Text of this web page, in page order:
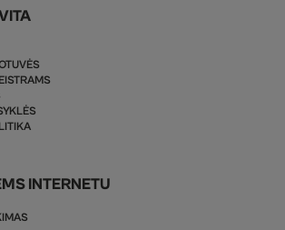
INTERNETU